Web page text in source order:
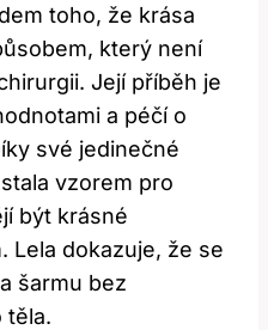
toho, že krása
který není
Její příběh je
a péčí o
své jedinečné
vzorem pro
být krásné
Lela dokazuje, že se
šarmu bez
těla.